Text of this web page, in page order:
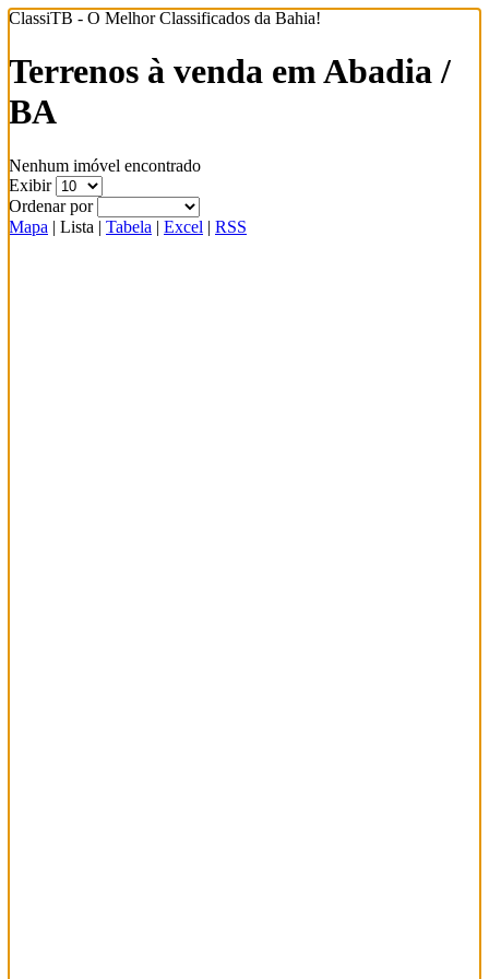
ClassiTB - O Melhor Classificados da Bahia!
Terrenos à venda em Abadia /
BA
Nenhum imóvel encontrado
Exibir
Ordenar por
Mapa | Lista | Tabela | Excel | RSS